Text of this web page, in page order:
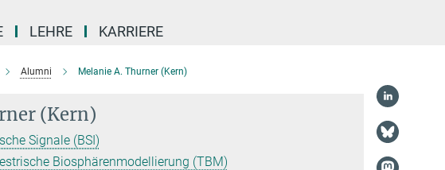
LEHRE KARRIERE
Alumni Melanie A. Thurner (Kern)
(Kern)
Signale (BSI)
Biosphärenmodellierung (TBM)